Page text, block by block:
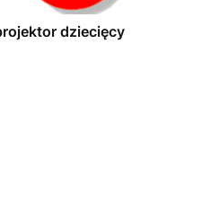
dziecięcy